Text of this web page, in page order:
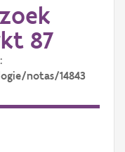
87
notas/14843